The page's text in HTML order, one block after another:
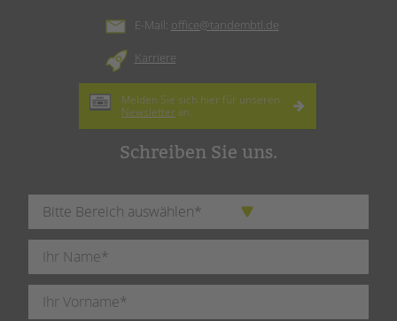
E-Mail: office@tandembtl.de
Karriere
Melden Sie sich hier für unseren
Newsletter an.
Schreiben Sie uns.